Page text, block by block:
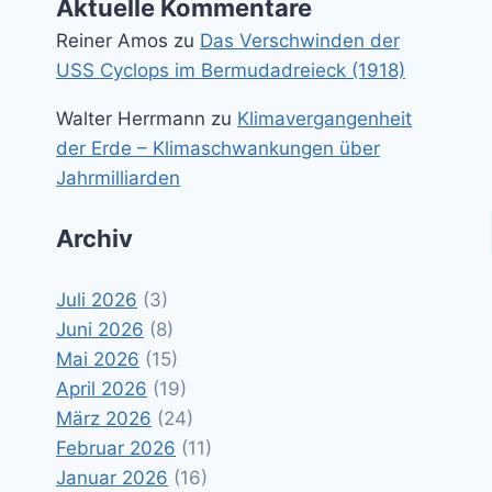
Aktuelle Kommentare
Reiner Amos zu Das Verschwinden der
USS Cyclops im Bermudadreieck (1918)
Walter Herrmann zu Klimavergangenheit
der Erde – Klimaschwankungen über
Jahrmilliarden
Archiv
Juli 2026 (3)
Juni 2026 (8)
Mai 2026 (15)
April 2026 (19)
März 2026 (24)
Februar 2026 (11)
Januar 2026 (16)